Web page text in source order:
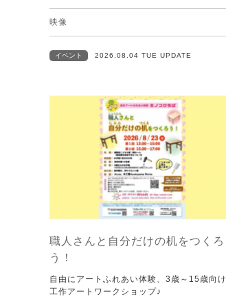
映像
イベント 2026.08.04 TUE UPDATE
職人さんと自分だけの机をつくろ
う！
自由にアートふれあい体験、3歳～15歳向け
工作アートワークショップ♪